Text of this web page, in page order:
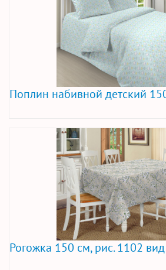
Поплин набивной детский
Рогожка 150 см, рис. 1102